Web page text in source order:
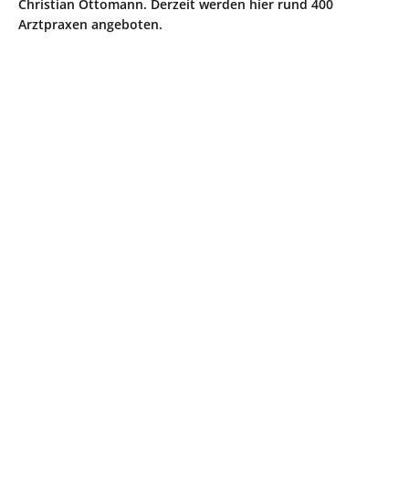
Christian Ottomann. Derzeit werden hier rund 400
Arztpraxen angeboten.